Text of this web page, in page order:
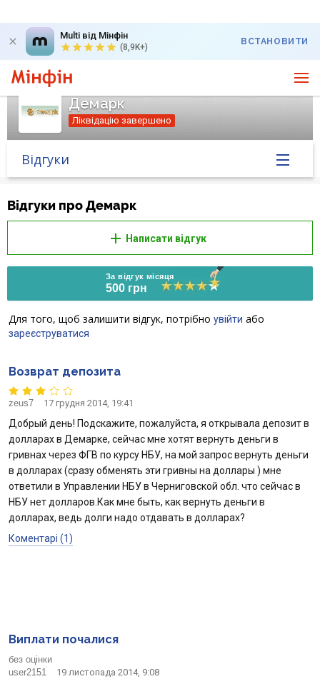
Multi від Мінфін
(8,9K+)
ВСТАНОВИТИ
Демарк
Ліквідацію завершено
Курс валют у банку
Питання банку
Відгуки
Відгуки
Кредити для бізнеса
Картки
Счета для бизнеса
Відгуки про Демарк
За відгук місяця
500 грн
Написати відгук
Для того, щоб залишити відгук, потрібно увійти або
зареєструватися
Возврат депозита
zeus7 17 грудня 2014, 19:41
Добрый день! Подскажите, пожалуйста, я открывала депозит в
долларах в Демарке, сейчас мне хотят вернуть деньги в
гривнах через ФГВ по курсу НБУ, на мой запрос вернуть деньги
в долларах (сразу обменять эти гривны на доллары ) мне
ответили в Управлении НБУ в Черниговской обл. что сейчас в
НБУ нет долларов.Как мне быть, как вернуть деньги в
долларах, ведь долги надо отдавать в долларах?
Коментарі (1)
Виплати почалися
без оцінки
user2151
19 листопада 2014, 9:08